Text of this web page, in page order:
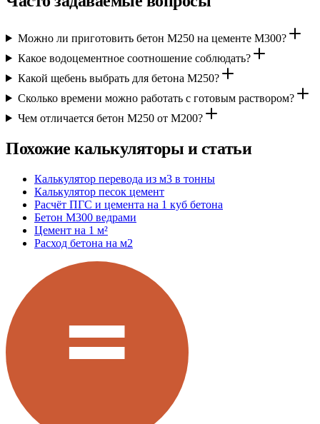
Можно ли приготовить бетон М250 на цементе М300?
Какое водоцементное соотношение соблюдать?
Какой щебень выбрать для бетона М250?
Сколько времени можно работать с готовым раствором?
Чем отличается бетон М250 от М200?
Похожие калькуляторы и статьи
Калькулятор перевода из м3 в тонны
Калькулятор песок цемент
Расчёт ПГС и цемента на 1 куб бетона
Бетон М300 ведрами
Цемент на 1 м²
Расход бетона на м2